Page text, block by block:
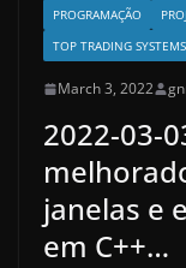
PROGRAMAÇÃO
TOP TRADING SYSTEMS
March 3, 2022
2022-03-
janelas e
em C++…